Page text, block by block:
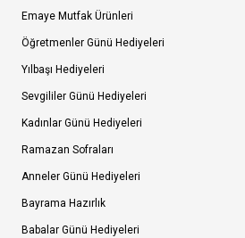
Emaye Mutfak Ürünleri
Öğretmenler Günü Hediyeleri
Yılbaşı Hediyeleri
Sevgililer Günü Hediyeleri
Kadınlar Günü Hediyeleri
Ramazan Sofraları
Anneler Günü Hediyeleri
Bayrama Hazırlık
Babalar Günü Hediyeleri